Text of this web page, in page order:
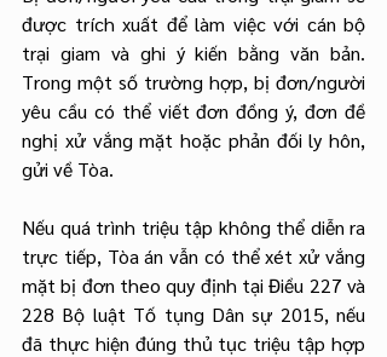
được trích xuất để làm việc với cán bộ
trại giam và ghi ý kiến bằng văn bản.
Trong một số trường hợp, bị đơn/người
yêu cầu có thể viết đơn đồng ý, đơn đề
nghị xử vắng mặt hoặc phản đối ly hôn,
gửi về Tòa.
Nếu quá trình triệu tập không thể diễn ra
trực tiếp, Tòa án vẫn có thể xét xử vắng
mặt bị đơn theo quy định tại Điều 227 và
228 Bộ luật Tố tụng Dân sự 2015, nếu
đã thực hiện đúng thủ tục triệu tập hợp